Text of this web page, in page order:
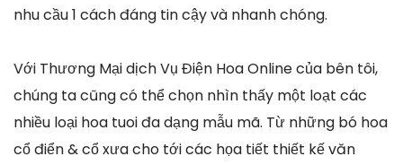
nhu cầu 1 cách đáng tin cậy và nhanh chóng.
Với Thương Mại dịch Vụ Điện Hoa Online của bên tôi,
chúng ta cũng có thể chọn nhìn thấy một loạt các
nhiều loại hoa tuoi đa dạng mẫu mã. Từ những bó hoa
cổ điển & cổ xưa cho tới các họa tiết thiết kế văn